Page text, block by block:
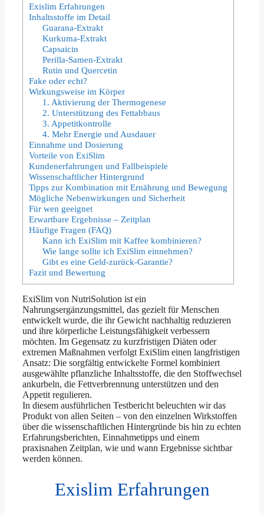
Exislim Erfahrungen
Inhaltsstoffe im Detail
Guarana-Extrakt
Kurkuma-Extrakt
Capsaicin
Perilla-Samen-Extrakt
Rutin und Quercetin
Fake oder echt?
Wirkungsweise im Körper
1. Aktivierung der Thermogenese
2. Unterstützung des Fettabbaus
3. Appetitkontrolle
4. Mehr Energie und Ausdauer
Einnahme und Dosierung
Vorteile von ExiSlim
Kundenerfahrungen und Fallbeispiele
Wissenschaftlicher Hintergrund
Tipps zur Kombination mit Ernährung und Bewegung
Mögliche Nebenwirkungen und Sicherheit
Für wen geeignet
Erwartbare Ergebnisse – Zeitplan
Häufige Fragen (FAQ)
Kann ich ExiSlim mit Kaffee kombinieren?
Wie lange sollte ich ExiSlim einnehmen?
Gibt es eine Geld-zurück-Garantie?
Fazit und Bewertung
ExiSlim von NutriSolution ist ein
Nahrungsergänzungsmittel, das gezielt für Menschen
entwickelt wurde, die ihr Gewicht nachhaltig reduzieren
und ihre körperliche Leistungsfähigkeit verbessern
möchten. Im Gegensatz zu kurzfristigen Diäten oder
extremen Maßnahmen verfolgt ExiSlim einen langfristigen
Ansatz: Die sorgfältig entwickelte Formel kombiniert
ausgewählte pflanzliche Inhaltsstoffe, die den Stoffwechsel
ankurbeln, die Fettverbrennung unterstützen und den
Appetit regulieren.
In diesem ausführlichen Testbericht beleuchten wir das
Produkt von allen Seiten – von den einzelnen Wirkstoffen
über die wissenschaftlichen Hintergründe bis hin zu echten
Erfahrungsberichten, Einnahmetipps und einem
praxisnahen Zeitplan, wie und wann Ergebnisse sichtbar
werden können.
Exislim Erfahrungen